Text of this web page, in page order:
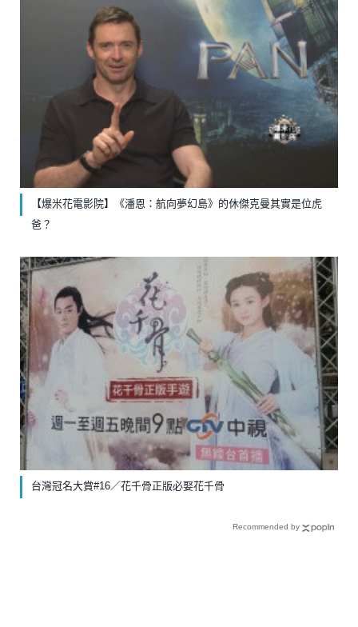
【爆米花電影院】《潘恩：航向夢幻島》的休傑克曼其實是位虎
爸？
台灣冠名大賞#16／花千骨正版必娶花千骨
Recommended by